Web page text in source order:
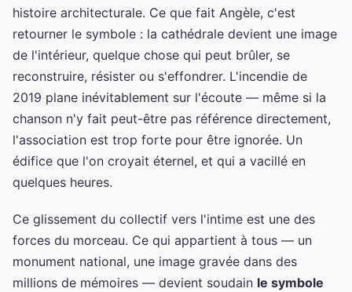
histoire architecturale. Ce que fait Angèle, c'est
retourner le symbole : la cathédrale devient une image
de l'intérieur, quelque chose qui peut brûler, se
reconstruire, résister ou s'effondrer. L'incendie de
2019 plane inévitablement sur l'écoute — même si la
chanson n'y fait peut-être pas référence directement,
l'association est trop forte pour être ignorée. Un
édifice que l'on croyait éternel, et qui a vacillé en
quelques heures.
Ce glissement du collectif vers l'intime est une des
forces du morceau. Ce qui appartient à tous — un
monument national, une image gravée dans des
millions de mémoires — devient soudain le symbole